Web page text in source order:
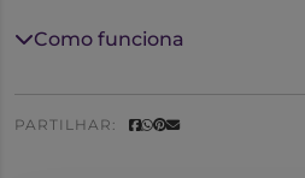
Como funciona
PARTILHAR: